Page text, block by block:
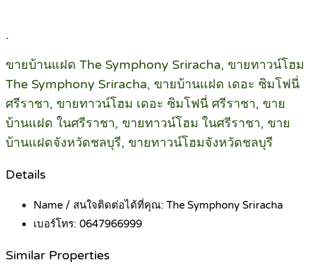
.
ขายบ้านแฝด The Symphony Sriracha, ขายทาวน์โฮม
The Symphony Sriracha, ขายบ้านแฝด เดอะ ซิมโฟนี่
ศรีราชา, ขายทาวน์โฮม เดอะ ซิมโฟนี่ ศรีราชา, ขาย
บ้านแฝด ในศรีราชา, ขายทาวน์โฮม ในศรีราชา, ขาย
บ้านแฝดจังหวัดชลบุรี, ขายทาวน์โฮมจังหวัดชลบุรี
Details
Name / สนใจติดต่อได้ที่คุณ: The Symphony Sriracha
เบอร์โทร: 0647966999
Similar Properties